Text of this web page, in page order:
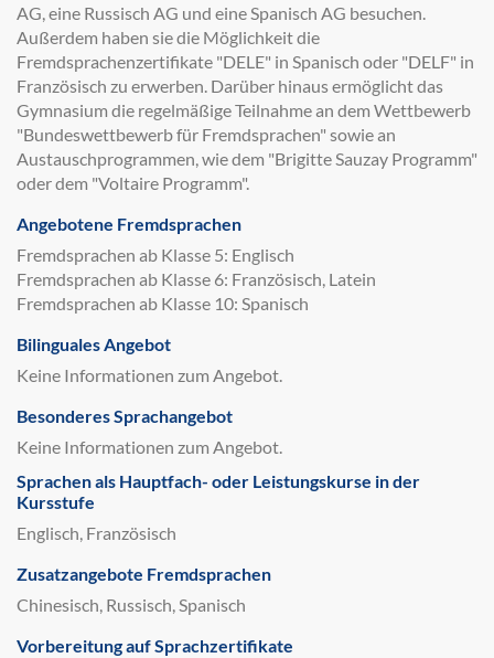
AG, eine Russisch AG und eine Spanisch AG besuchen.
Außerdem haben sie die Möglichkeit die
Fremdsprachenzertifikate "DELE" in Spanisch oder "DELF" in
Französisch zu erwerben. Darüber hinaus ermöglicht das
Gymnasium die regelmäßige Teilnahme an dem Wettbewerb
"Bundeswettbewerb für Fremdsprachen" sowie an
Austauschprogrammen, wie dem "Brigitte Sauzay Programm"
oder dem "Voltaire Programm".
Angebotene Fremdsprachen
Fremdsprachen ab Klasse 5: Englisch
Fremdsprachen ab Klasse 6: Französisch, Latein
Fremdsprachen ab Klasse 10: Spanisch
Bilinguales Angebot
Keine Informationen zum Angebot.
Besonderes Sprachangebot
Keine Informationen zum Angebot.
Sprachen als Hauptfach- oder Leistungskurse in der
Kursstufe
Englisch, Französisch
Zusatzangebote Fremdsprachen
Chinesisch, Russisch, Spanisch
Vorbereitung auf Sprachzertifikate